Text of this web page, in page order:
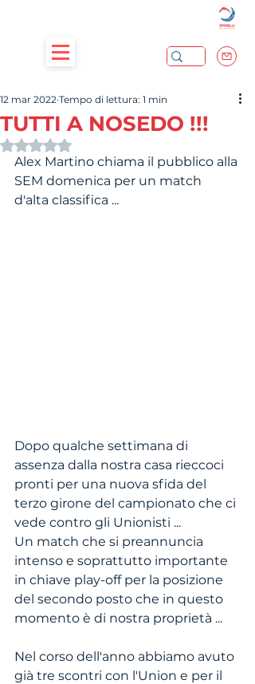
TUTTI A NOSEDO !!!
12 mar 2022 Tempo di lettura: 1 min
Valutazione NaN stelle su 5.
Alex Martino chiama il pubblico alla
SEM domenica per un match
d'alta classifica ...
Dopo qualche settimana di
assenza dalla nostra casa rieccoci
pronti per una nuova sfida del
terzo girone del campionato che ci
vede contro gli Unionisti ...
Un match che si preannuncia
intenso e soprattutto importante
in chiave play-off per la posizione
del secondo posto che in questo
momento è di nostra proprietà ...
Nel corso dell'anno abbiamo avuto
già tre scontri con l'Union e per il